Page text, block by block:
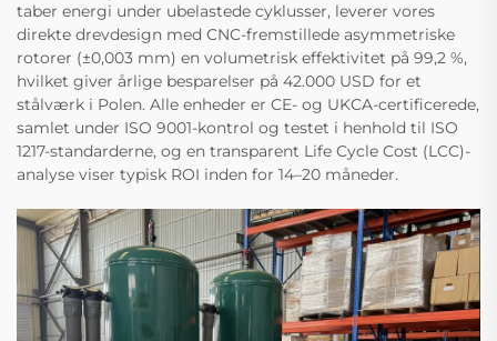
taber energi under ubelastede cyklusser, leverer vores
direkte drevdesign med CNC-fremstillede asymmetriske
rotorer (±0,003 mm) en volumetrisk effektivitet på 99,2 %,
hvilket giver årlige besparelser på 42.000 USD for et
stålværk i Polen. Alle enheder er CE- og UKCA-certificerede,
samlet under ISO 9001-kontrol og testet i henhold til ISO
1217-standarderne, og en transparent Life Cycle Cost (LCC)-
analyse viser typisk ROI inden for 14–20 måneder.